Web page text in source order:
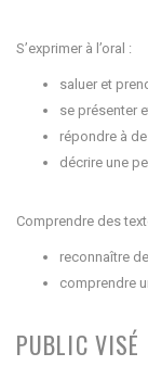
S’exprimer à l’oral :
saluer et
se présenter
répondre à
décrire une
Comprendre des
reconnaître
comprendre
PUBLIC VISÉ